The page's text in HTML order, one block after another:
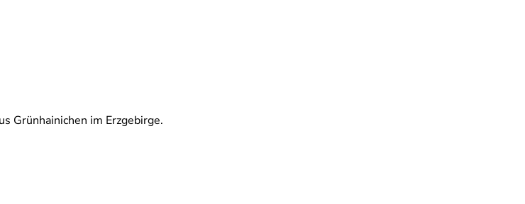
Grünhainichen im Erzgebirge.